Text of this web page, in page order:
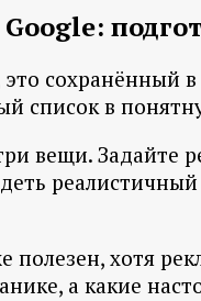
сохранённый
список в
вещи. Задайте
полезен, хотя
а какие